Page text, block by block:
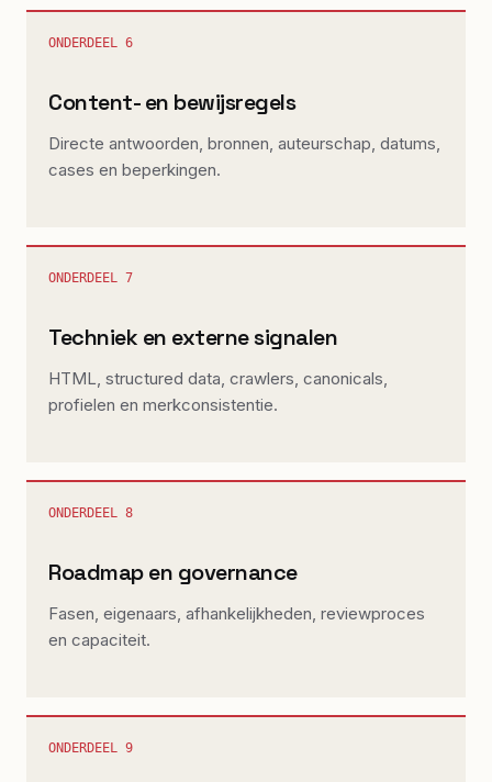
ONDERDEEL 6
Content- en bewijsregels
Directe antwoorden, bronnen, auteurschap, datums,
cases en beperkingen.
ONDERDEEL 7
Techniek en externe signalen
HTML, structured data, crawlers, canonicals,
profielen en merkconsistentie.
ONDERDEEL 8
Roadmap en governance
Fasen, eigenaars, afhankelijkheden, reviewproces
en capaciteit.
ONDERDEEL 9